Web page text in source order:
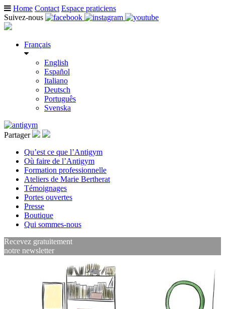
Home Contact Espace praticiens
Suivez-nous
Français
English
Español
Italiano
Deutsch
Português
Svenska
Partager
Qu’est ce que l’Antigym
Où faire de l’Antigym
Formation professionnelle
Ateliers de Marie Bertherat
Témoignages
Portes ouvertes
Presse
Boutique
Qui sommes-nous
Recevez gratuitement
notre newsletter